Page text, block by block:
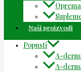
Naši proizvodi
Popusti
A-
A-